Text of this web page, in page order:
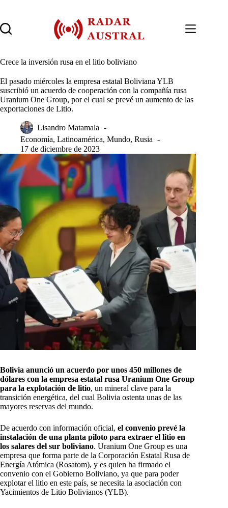
contenido
Crece la inversión rusa en el litio boliviano
El pasado miércoles la empresa estatal Boliviana YLB
suscribió un acuerdo de cooperación con la compañía rusa
Uranium One Group, por el cual se prevé un aumento de las
exportaciones de Litio.
Lisandro Matamala
Economía, Latinoamérica, Mundo, Rusia
17 de diciembre de 2023
Bolivia anunció un acuerdo por unos 450 millones de
dólares con la empresa estatal rusa Uranium One Group
para la explotación de litio, un mineral clave para la
transición energética, del cual Bolivia ostenta unas de las
mayores reservas del mundo.
De acuerdo con información oficial, el convenio prevé la
instalación de una planta piloto para extraer el litio en
los salares del sur boliviano. Uranium One Group es una
empresa que forma parte de la Corporación Estatal Rusa de
Energía Atómica (Rosatom), y es quien ha firmado el
convenio con el Gobierno Boliviano, ya que para poder
explotar el litio en este país, se necesita la asociación con
Yacimientos de Litio Bolivianos (YLB).